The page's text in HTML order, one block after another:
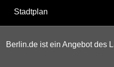
Stadtplan
Berlin.de ist ein Angebot des